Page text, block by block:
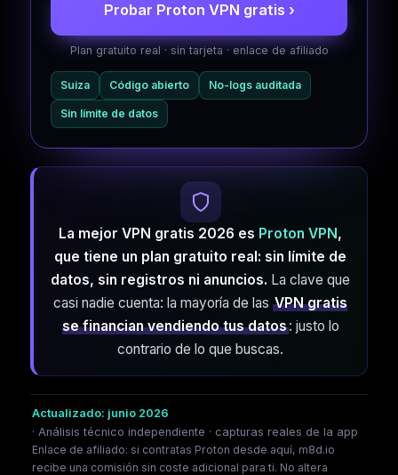
Probar Proton VPN gratis ›
Plan gratuito real · sin tarjeta · enlace de afiliado
Suiza Código abierto No-logs auditada
Sin límite de datos
La mejor VPN gratis 2026 es Proton VPN,
que tiene un plan gratuito real: sin límite de
datos, sin registros ni anuncios. La clave que
casi nadie cuenta: la mayoría de las VPN gratis
se financian vendiendo tus datos: justo lo
contrario de lo que buscas.
Actualizado: junio 2026
· Análisis técnico independiente · capturas reales de la app
Enlace de afiliado: si contratas Proton desde aquí, m8d.io
recibe una comisión sin coste adicional para ti. No altera